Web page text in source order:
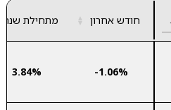
חודש אחרון ▲
▼ מתחילת שנה
-1.06%
3.84%